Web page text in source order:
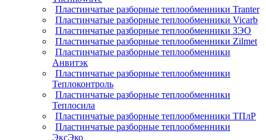
Пластинчатые разборные теплообменники Tranter
Пластинчатые разборные теплообменники Vicarb
Пластинчатые разборные теплообменники ЗЭО
Пластинчатые разборные теплообменники Zilmet
Пластинчатые разборные теплообменники
Анвитэк
Пластинчатые разборные теплообменники
Теплоконтроль
Пластинчатые разборные теплообменники
Теплосила
Пластинчатые разборные теплообменники ТПлР
Пластинчатые разборные теплообменники
ЭксЭко